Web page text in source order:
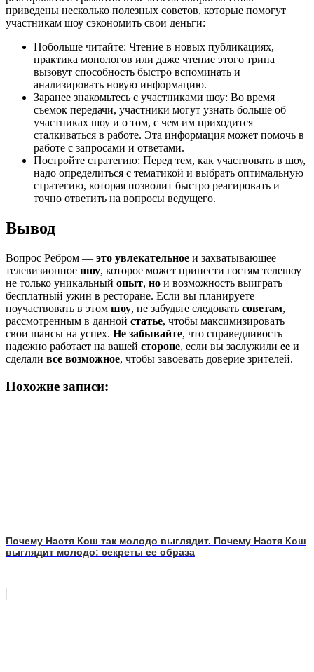
приведены несколько полезных советов, которые помогут
участникам шоу сэкономить свои деньги:
Побольше читайте: Чтение в новых публикациях,
практика монологов или даже чтение этого трипа
вызовут способность быстро вспоминать и
анализировать новую информацию.
Заранее знакомьтесь с участниками шоу: Во время
съемок передачи, участники могут узнать больше об
участниках шоу и о том, с чем им приходится
сталкиваться в работе. Эта информация может помочь в
работе с запросами и ответами.
Постройте стратегию: Перед тем, как участвовать в шоу,
надо определиться с тематикой и выбрать оптимальную
стратегию, которая позволит быстро реагировать и
точно ответить на вопросы ведущего.
Вывод
Вопрос Ребром — это увлекательное и захватывающее
телевизионное шоу, которое может принести гостям телешоу
не только уникальный опыт, но и возможность выиграть
бесплатный ужин в ресторане. Если вы планируете
поучаствовать в этом шоу, не забудьте следовать советам,
рассмотренным в данной статье, чтобы максимизировать
свои шансы на успех. Не забывайте, что справедливость
надежно работает на вашей стороне, если вы заслужили ее и
сделали все возможное, чтобы завоевать доверие зрителей.
Похожие записи:
Почему Настя Кош так молодо выглядит. Почему Настя Кош
выглядит молодо: секреты ее образа